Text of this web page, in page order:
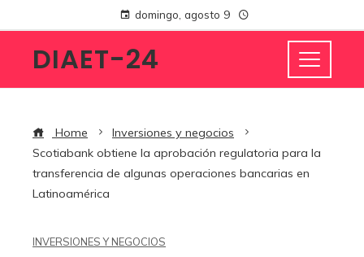
domingo, agosto 9
DIAET-24
Home
Inversiones y negocios
Scotiabank obtiene la aprobación regulatoria para la
transferencia de algunas operaciones bancarias en
Latinoamérica
INVERSIONES Y NEGOCIOS